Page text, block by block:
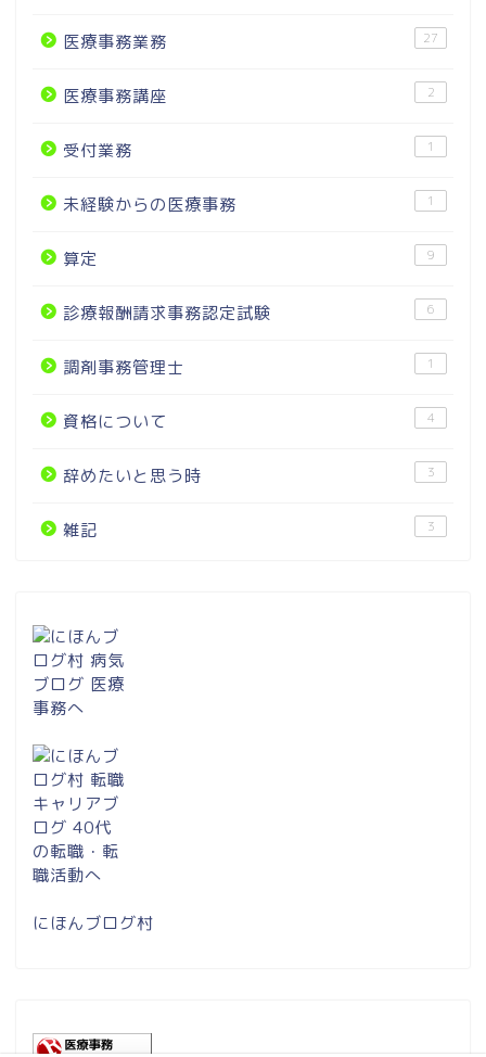
医療事務業務 27
医療事務講座 2
受付業務 1
未経験からの医療事務 1
算定 9
診療報酬請求事務認定試験 6
調剤事務管理士 1
資格について 4
辞めたいと思う時 3
雑記 3
にほんブログ村